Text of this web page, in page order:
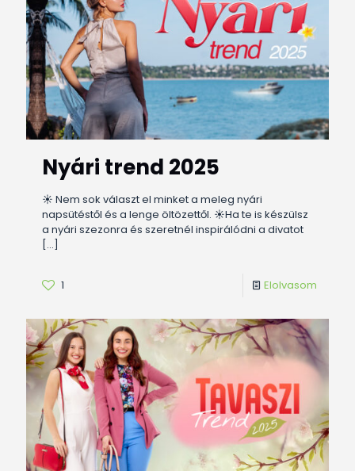
Nyári trend 2025
☀️ Nem sok választ el minket a meleg nyári
napsütéstől és a lenge öltözettől. ☀️Ha te is készülsz
a nyári szezonra és szeretnél inspirálódni a divatot
[…]
1 Elolvasom